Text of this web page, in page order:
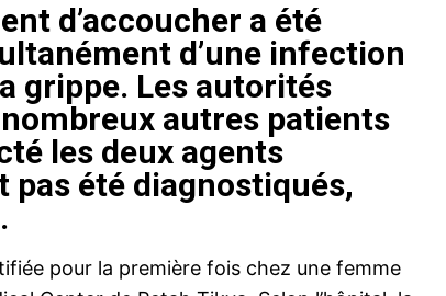
d’accoucher a été
d’une infection
grippe. Les autorités
autres patients
les deux agents
pas été diagnostiqués,
pour la première fois chez une femme